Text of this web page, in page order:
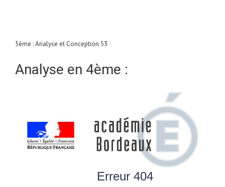
5ème : Analyse et Conception 53
Analyse en 4ème :